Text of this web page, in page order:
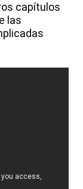
capítulos
las